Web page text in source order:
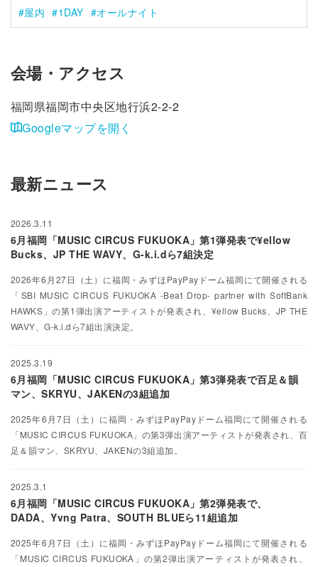
屋内 1DAY オールナイト
会場・アクセス
福岡県福岡市中央区地行浜2-2-2
Googleマップを開く
最新ニュース
2026.3.11
6月福岡「MUSIC CIRCUS FUKUOKA」第1弾発表で¥ellow
Bucks、JP THE WAVY、G-k.i.dら7組決定
2026年6月27日（土）に福岡・みずほPayPayドーム福岡にて開催される
「SBI MUSIC CIRCUS FUKUOKA -Beat Drop- partner with SoftBank
HAWKS」の第1弾出演アーティストが発表され、¥ellow Bucks、JP THE
WAVY、G-k.i.dら7組出演決定。
2025.3.19
6月福岡「MUSIC CIRCUS FUKUOKA」第3弾発表で百足＆韻
マン、SKRYU、JAKENの3組追加
2025年6月7日（土）に福岡・みずほPayPayドーム福岡にて開催される
「MUSIC CIRCUS FUKUOKA」の第3弾出演アーティストが発表され、百
足＆韻マン、SKRYU、JAKENの3組追加。
2025.3.1
6月福岡「MUSIC CIRCUS FUKUOKA」第2弾発表で、
DADA、Yvng Patra、SOUTH BLUEら11組追加
2025年6月7日（土）に福岡・みずほPayPayドーム福岡にて開催される
「MUSIC CIRCUS FUKUOKA」の第2弾出演アーティストが発表され、